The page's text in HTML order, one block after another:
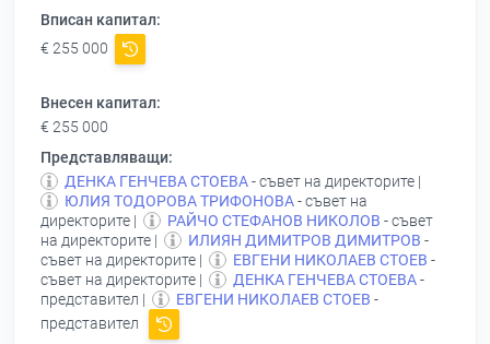
Вписан капитал:
€ 255 000
Внесен капитал:
€ 255 000
Представляващи:
ДЕНКА ГЕНЧЕВА СТОЕВА- съвет на директорите |
ЮЛИЯ ТОДОРОВА ТРИФОНОВА- съвет на
директорите |
РАЙЧО СТЕФАНОВ НИКОЛОВ - съвет
на директорите |
ИЛИЯН ДИМИТРОВ ДИМИТРОВ -
съвет на директорите |
ЕВГЕНИ НИКОЛАЕВ СТОЕВ -
съвет на директорите |
ДЕНКА ГЕНЧЕВА СТОЕВА-
представител |
ЕВГЕНИ НИКОЛАЕВ СТОЕВ -
представител